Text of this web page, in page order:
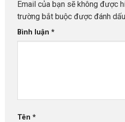
Email của bạn sẽ không được
trường bắt buộc được đánh dấu
Bình luận *
Tên *